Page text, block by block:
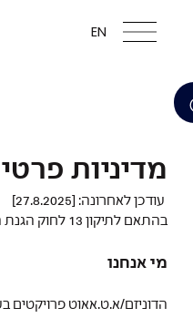
EN
מדיניות
עודכן לאחרונה: [27.8.2025]
בהתאם לתיקון 13 לחוק הגנת הפרטיות, התשפ"ד-2024
מי אנחנו
הדוניזם/א.ט.אאוט פרויקטים